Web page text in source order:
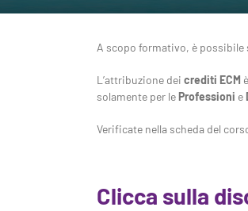
A scopo formativo, è
L’attribuzione dei crediti ECM
solamente per leProfessioni e
Verificate nella scheda del
Clicca sulla